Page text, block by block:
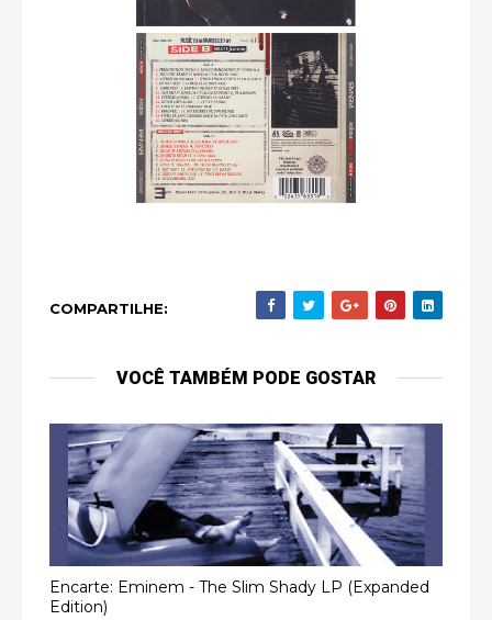
COMPARTILHE:
VOCÊ TAMBÉM PODE GOSTAR
Encarte: Eminem - The Slim Shady LP (Expanded
Edition)